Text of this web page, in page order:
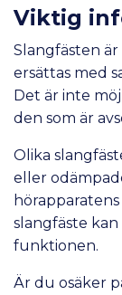
Viktig
Slangfästen
ersättas med
Det är inte
den som är
Olika
eller
slangfäste
funktionen.
Är du osäker